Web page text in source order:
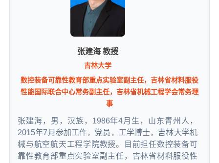
张建海 教授
吉林大学
数控装备可靠性教育部重点实验室副主任，吉林省材料服役
性能国际联合中心常务副主任，吉林省机械工程学会常务理
事
张建海，男，汉族，1986年4月生，山东青州人，
2015年7月参加工作，党员，工学博士，吉林大学机
械与航空航天工程学院教授。目前担任数控装备可
靠性教育部重点实验室副主任，吉林省材料服役性